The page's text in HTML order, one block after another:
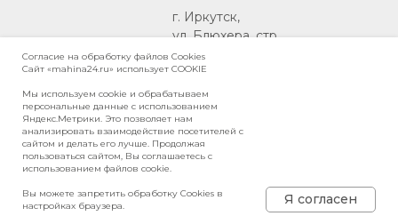
Согласие на обработку файлов Сookies
Сайт «mahina24.ru» использует COOKIE
Мы используем cookie и обрабатываем
персональные данные с использованием
Яндекс.Метрики. Это позволяет нам
анализировать взаимодействие посетителей с
сайтом и делать его лучше. Продолжая
пользоваться сайтом, Вы соглашаетесь с
использованием файлов cookie.
Вы можете запретить обработку Cookies в
настройках браузера.
Я согласен
© 2026, ООО «МАХИНА»
Сайт разработан Studio360
г. Иркутск,
ул. Блюхера, стр.
30
Политика конфиденциальности
Политика в отношении обработки
персональных данных
Карта сайта